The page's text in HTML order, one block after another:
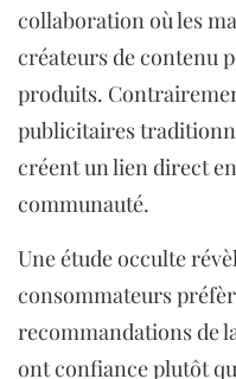
collaboration où les
créateurs de contenu
produits.
publicitaires
créent un lien direct
communauté.
Une étude occulte
consommateurs
recommandations de
ont confiance plutôt